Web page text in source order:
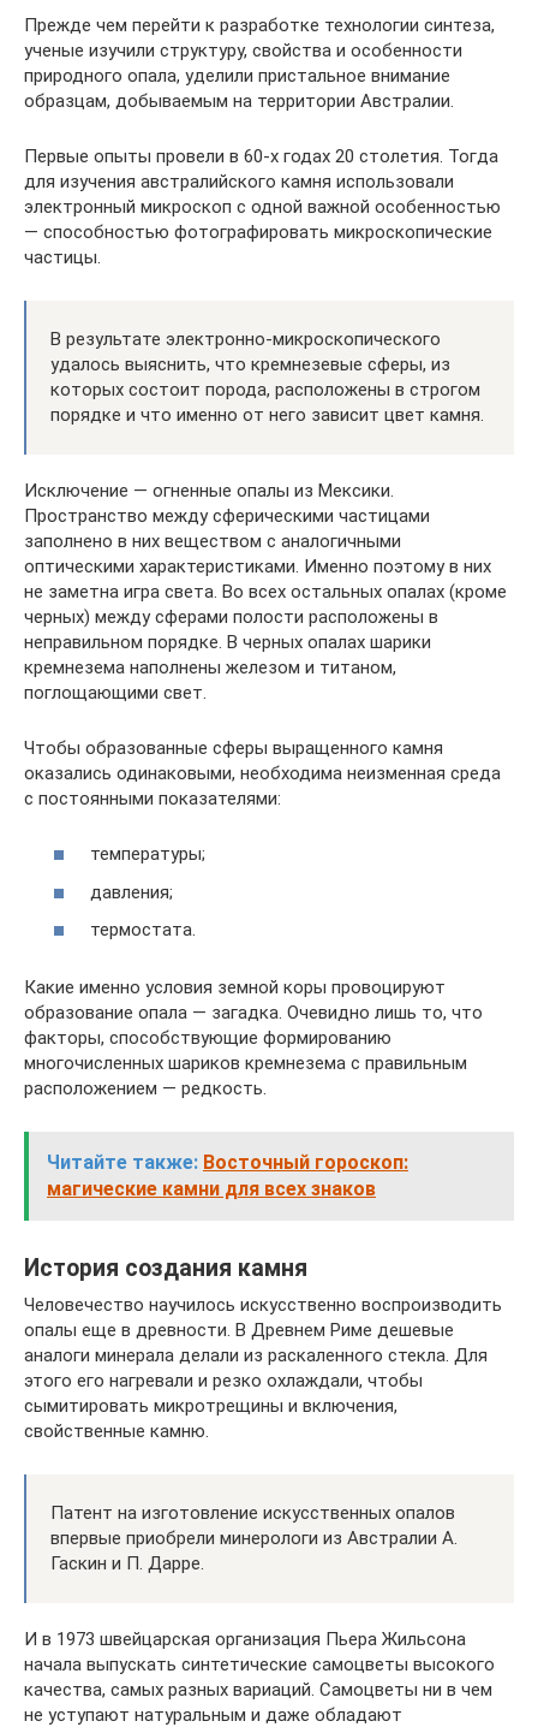
Прежде чем перейти к разработке технологии синтеза,
ученые изучили структуру, свойства и особенности
природного опала, уделили пристальное внимание
образцам, добываемым на территории Австралии.
Первые опыты провели в 60-х годах 20 столетия. Тогда
для изучения австралийского камня использовали
электронный микроскоп с одной важной особенностью
— способностью фотографировать микроскопические
частицы.
В результате электронно-микроскопического
удалось выяснить, что кремнезевые сферы, из
которых состоит порода, расположены в строгом
порядке и что именно от него зависит цвет камня.
Исключение — огненные опалы из Мексики.
Пространство между сферическими частицами
заполнено в них веществом с аналогичными
оптическими характеристиками. Именно поэтому в них
не заметна игра света. Во всех остальных опалах (кроме
черных) между сферами полости расположены в
неправильном порядке. В черных опалах шарики
кремнезема наполнены железом и титаном,
поглощающими свет.
Чтобы образованные сферы выращенного камня
оказались одинаковыми, необходима неизменная среда
с постоянными показателями:
температуры;
давления;
термостата.
Какие именно условия земной коры провоцируют
образование опала — загадка. Очевидно лишь то, что
факторы, способствующие формированию
многочисленных шариков кремнезема с правильным
расположением — редкость.
Читайте также: Восточный гороскоп:
магические камни для всех знаков
История создания камня
Человечество научилось искусственно воспроизводить
опалы еще в древности. В Древнем Риме дешевые
аналоги минерала делали из раскаленного стекла. Для
этого его нагревали и резко охлаждали, чтобы
сымитировать микротрещины и включения,
свойственные камню.
Патент на изготовление искусственных опалов
впервые приобрели минерологи из Австралии А.
Гаскин и П. Дарре.
И в 1973 швейцарская организация Пьера Жильсона
начала выпускать синтетические самоцветы высокого
качества, самых разных вариаций. Самоцветы ни в чем
не уступают натуральным и даже обладают